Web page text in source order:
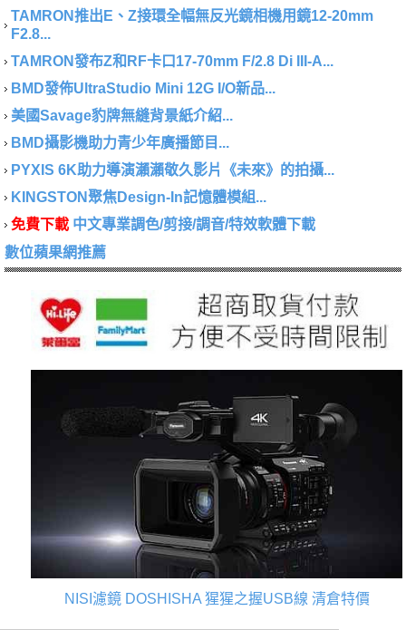
TAMRON推出E、Z接環全幅無反光鏡相機用鏡12-20mm
F2.8...
TAMRON發布Z和RF卡口17-70mm F/2.8 Di III-A...
BMD發佈UltraStudio Mini 12G I/O新品...
美國Savage豹牌無縫背景紙介紹...
BMD攝影機助力青少年廣播節目...
PYXIS 6K助力導演瀨瀨敬久影片《未來》的拍攝...
KINGSTON聚焦Design-In記憶體模組...
免費下載 中文專業調色/剪接/調音/特效軟體下載
數位蘋果網推薦
NISI濾鏡 DOSHISHA 猩猩之握USB線 清倉特價